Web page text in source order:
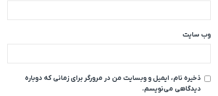
وب‌ سایت
ذخیره نام، ایمیل و وبسایت من در مرورگر برای زمانی که دوباره
دیدگاهی می‌نویسم.